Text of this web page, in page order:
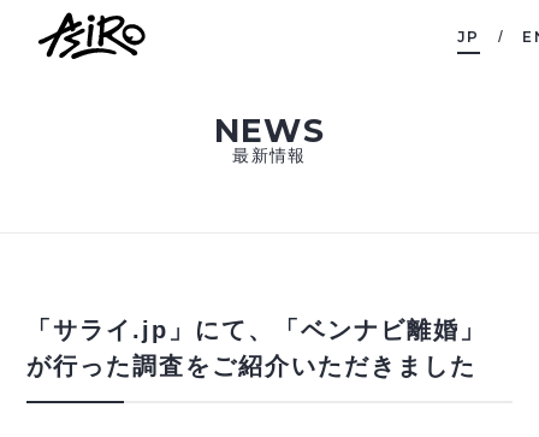
JP
NEWS
最新情報
「サライ.jp」にて、「ベンナビ離婚」
が行った調査をご紹介いただきました